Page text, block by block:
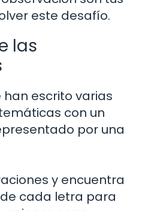
este desafío.
las
han escrito varias
con un
por una
y encuentra
cada letra para